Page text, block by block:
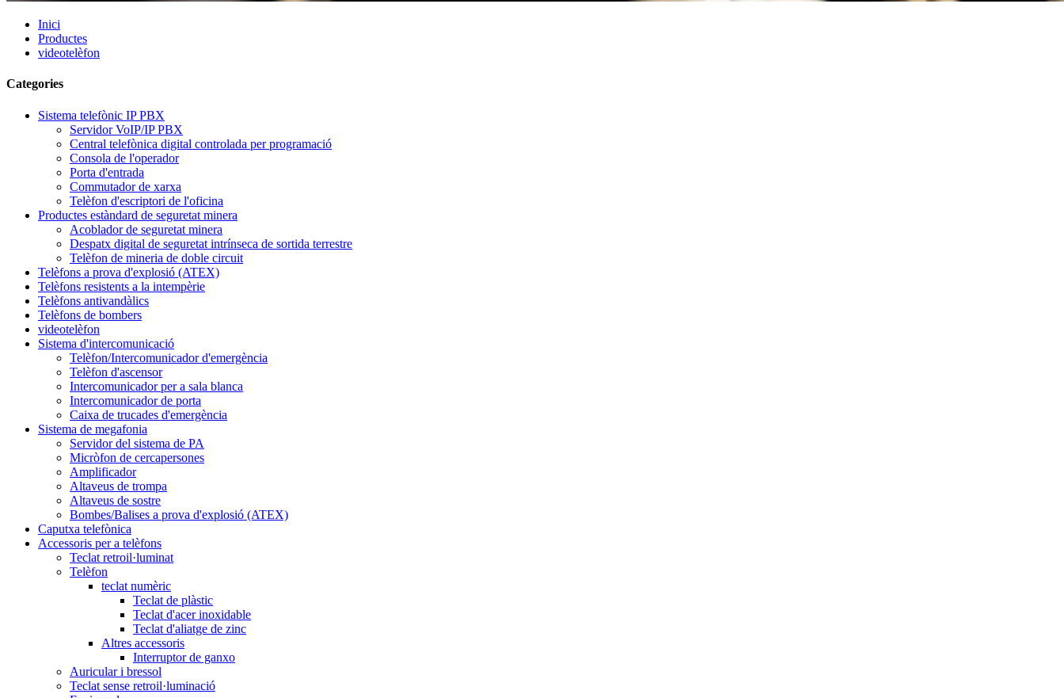
Inici
Productes
videotelèfon
Categories
Sistema telefònic IP PBX
Servidor VoIP/IP PBX
Central telefònica digital controlada per programació
Consola de l'operador
Porta d'entrada
Commutador de xarxa
Telèfon d'escriptori de l'oficina
Productes estàndard de seguretat minera
Acoblador de seguretat minera
Despatx digital de seguretat intrínseca de sortida terrestre
Telèfon de mineria de doble circuit
Telèfons a prova d'explosió (ATEX)
Telèfons resistents a la intempèrie
Telèfons antivandàlics
Telèfons de bombers
videotelèfon
Sistema d'intercomunicació
Telèfon/Intercomunicador d'emergència
Telèfon d'ascensor
Intercomunicador per a sala blanca
Intercomunicador de porta
Caixa de trucades d'emergència
Sistema de megafonia
Servidor del sistema de PA
Micròfon de cercapersones
Amplificador
Altaveus de trompa
Altaveus de sostre
Bombes/Balises a prova d'explosió (ATEX)
Caputxa telefònica
Accessoris per a telèfons
Teclat retroil·luminat
Telèfon
teclat numèric
Teclat de plàstic
Teclat d'acer inoxidable
Teclat d'aliatge de zinc
Altres accessoris
Interruptor de ganxo
Auricular i bressol
Teclat sense retroil·luminació